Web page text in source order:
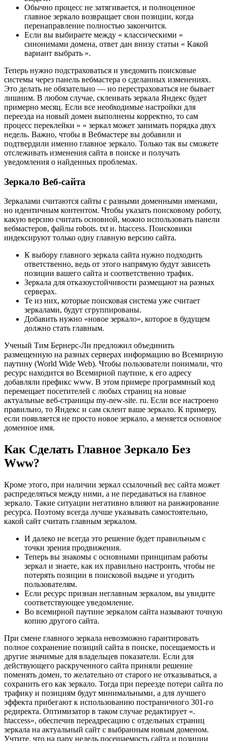
Обычно процесс не затягивается, и полноценное
главное зеркало возвращает свои позиции, когда
перенаправление полностью закончится.
Если вы выбираете между « классическими »
синонимами домена, ответ дан внизу статьи « Какой
вариант выбрать ».
Теперь нужно подстраховаться и уведомить поисковые
системы через панель вебмастера о сделанных изменениях.
Это делать не обязательно — но перестраховаться не бывает
лишним. В любом случае, склеивать зеркала Яндекс будет
примерно месяц. Если все необходимые настройки для
переезда на новый домен выполнены корректно, то сам
процесс переклейки » « зеркал может занимать порядка двух
недель. Важно, чтобы в Вебмастере вы добавили и
подтвердили именно главное зеркало. Только так вы сможете
отслеживать изменения сайта в поиске и получать
уведомления о найденных проблемах.
Зеркало Веб-сайта
Зеркалами считаются сайты с разными доменными именами,
но идентичным контентом. Чтобы указать поисковому роботу,
какую версию считать основной, можно использовать панели
вебмастеров, файлы robots. txt и. htaccess. Поисковики
индексируют только одну главную версию сайта.
К выбору главного зеркала сайта нужно подходить
ответственно, ведь от этого напрямую будут зависеть
позиции вашего сайта и соответственно трафик.
Зеркала для отказоустойчивости размещают на разных
серверах.
Те из них, которые поисковая система уже считает
зеркалами, будут сгруппированы.
Добавить нужно «новое зеркало», которое в будущем
должно стать главным.
Ученый Тим Бернерс-Ли предложил объединить
размещенную на разных серверах информацию во Всемирную
паутину (World Wide Web). Чтобы пользователи понимали, что
ресурс находится во Всемирной паутине, к его адресу
добавляли префикс www. В этом примере программный код
перемещает посетителей с любых страниц на новые
актуальные веб-страницы my-new-site. ru. Если все настроено
правильно, то Яндекс и сам склеит ваше зеркало. К примеру,
если появляется не просто новое зеркало, а меняется основное
доменное имя.
Как Сделать Главное Зеркало Без
Www?
Кроме этого, при наличии зеркал ссылочный вес сайта может
распределяться между ними, а не передаваться на главное
зеркало. Такие ситуации негативно влияют на ранжирование
ресурса. Поэтому всегда лучше указывать самостоятельно,
какой сайт считать главным зеркалом.
И далеко не всегда это решение будет правильным с
точки зрения продвижения.
Теперь вы знакомы с основными принципам работы
зеркал и знаете, как их правильно настроить, чтобы не
потерять позиции в поисковой выдаче и угодить
пользователям.
Если ресурс признан неглавным зеркалом, вы увидите
соответствующее уведомление.
Во всемирной паутине зеркалом сайта называют точную
копию другого сайта.
При смене главного зеркала невозможно гарантировать
полное сохранение позиций сайта в поиске, посещаемость и
другие значимые для владельцев показатели. Если для
действующего раскрученного сайта приняли решение
поменять домен, то желательно от старого не отказываться, а
сохранить его как зеркало. Тогда при переезде потери сайта по
трафику и позициям будут минимальными, а для лучшего
эффекта прибегают к использованию постраничного 301-го
редиректа. Оптимизатор в таком случае редактирует «.
htaccess», обеспечив переадресацию с отдельных страниц
зеркала на актуальный сайт с выбранным новым доменом.
Учтите, что на пару недель посещаемость сайта и позиции